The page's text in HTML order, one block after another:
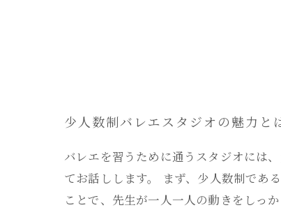
少人数制バレエスタジオの魅力と
バレエを習うために通うスタジオには
てお話しします。 まず、少人数制であ
ことで、先生が一人一人の動きをしっ